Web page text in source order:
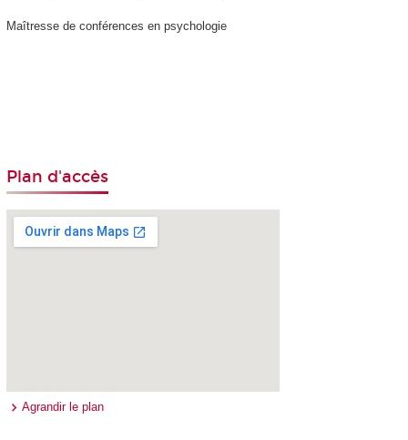
Maîtresse de conférences en psychologie
Plan d'accès
Agrandir le plan